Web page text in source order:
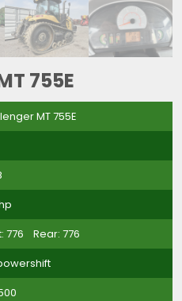
755E
MT 755E
776 Rear: 776